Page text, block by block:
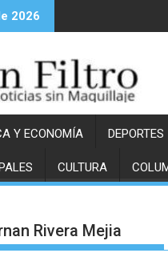
2026
Y ECONOMÍA DEPORTES
CULTURA
Rivera Mejia